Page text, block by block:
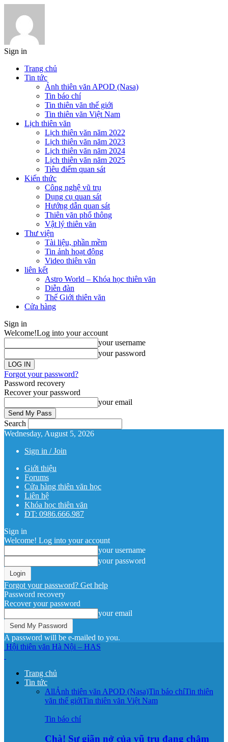
Sign in
Trang chủ
Tin tức
Ảnh thiên văn APOD (Nasa)
Tin báo chí
Tin thiên văn thế giới
Tin thiên văn Việt Nam
Lịch thiên văn
Lịch thiên văn năm 2022
Lịch thiên văn năm 2023
Lịch thiên văn năm 2024
Lịch thiên văn năm 2025
Tiêu điểm quan sát
Kiến thức
Công nghệ vũ trụ
Dụng cụ quan sát
Hướng dẫn quan sát
Thiên văn phổ thông
Vật lý thiên văn
Thư viện
Tài liệu, phần mềm
Tin ảnh hoạt động
Video thiên văn
liên kết
Astro World – Khóa học thiên văn
Diễn đàn
Thế Giới thiên văn
Cửa hàng
Sign in
Welcome!Log into your account
your username
your password
Forgot your password?
Password recovery
Recover your password
your email
Search
Wednesday, August 5, 2026
Sign in / Join
Giới thiệu
Forums
Cửa hàng thiên văn học
Liên hệ
Khóa học thiên văn
ĐT: 0986.666.987
Sign in
Welcome! Log into your account
your username
your password
Forgot your password? Get help
Password recovery
Recover your password
your email
A password will be e-mailed to you.
Hội thiên văn Hà Nội – HAS
Trang chủ
Tin tức
AllẢnh thiên văn APOD (Nasa)Tin báo chíTin thiên
văn thế giớiTin thiên văn Việt Nam
Tin báo chí
Chà! Sự giãn nở của vũ trụ đang chậm